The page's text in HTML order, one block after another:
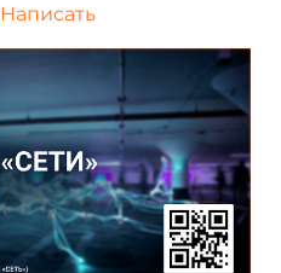
Написать